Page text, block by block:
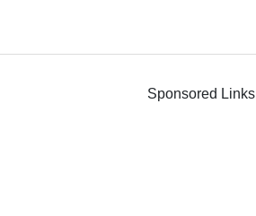
Sponsored Links